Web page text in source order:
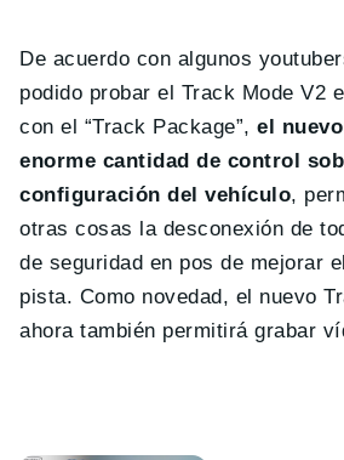
De acuerdo con algunos
podido probar el Track Mode V2
con el “Track Package”,el
enorme cantidad de control
configuración del vehículo,
otras cosas la desconexión de
de seguridad en pos de mejorar
pista. Como novedad, el nuevo
ahora también permitirá grabar